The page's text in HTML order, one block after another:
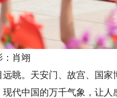
肖翊
。天安门、故宫、国家
代中国的万千气象，让人